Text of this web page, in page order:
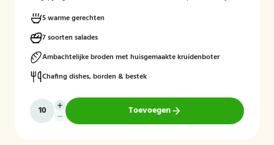
5 warme gerechten
7 soorten salades
Ambachtelijke broden met huisgemaakte kruidenboter
Chafing dishes, borden & bestek
Toevoegen